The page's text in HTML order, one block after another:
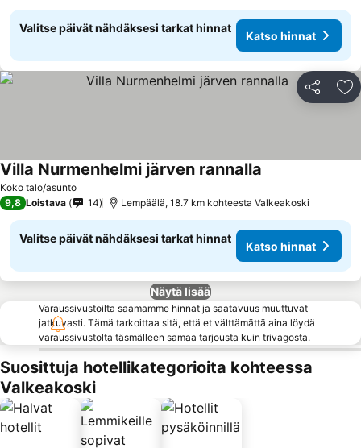
Valitse päivät nähdäksesi tarkat hinnat
Katso hinnat
Jaa
Koko talo/asunto
Villa Nurmenhelmi järven rannalla
9,8 Loistava 14 Lempäälä, 18.7 km kohteesta Valkeakoski
Valitse päivät nähdäksesi tarkat hinnat
Katso hinnat
Näytä lisää
Varaussivustoilta saamamme hinnat ja saatavuus muuttuvat
jatkuvasti. Tämä tarkoittaa sitä, että et välttämättä aina löydä
varaussivustolta täsmälleen samaa tarjousta kuin trivagosta.
Suosittuja hotellikategorioita kohteessa
Valkeakoski